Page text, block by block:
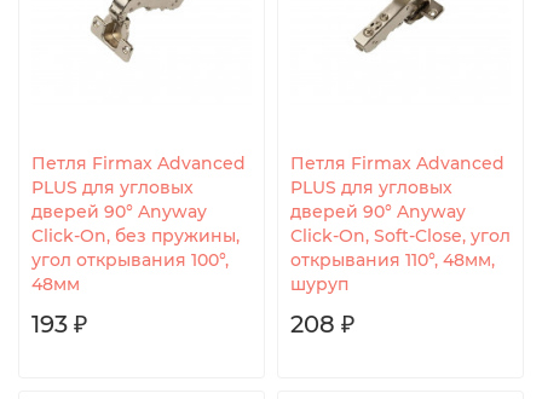
Петля Firmax Advanced
PLUS для угловых
дверей 90° Anyway
Click-On, без пружины,
угол открывания 100°,
48мм
193 ₽
Петля Firmax Advanced
PLUS для угловых
дверей 90° Anyway
Click-On, Soft-Close, угол
открывания 110°, 48мм,
шуруп
208 ₽